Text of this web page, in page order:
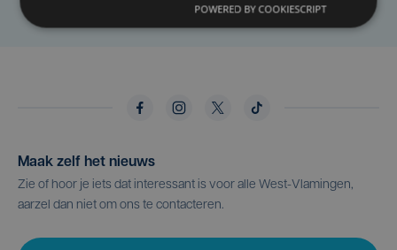
Maak zelf het nieuws
Zie of hoor je iets dat interessant is voor alle West-Vlamingen,
aarzel dan niet om ons te contacteren.
POWERED BY COOKIESCRIPT